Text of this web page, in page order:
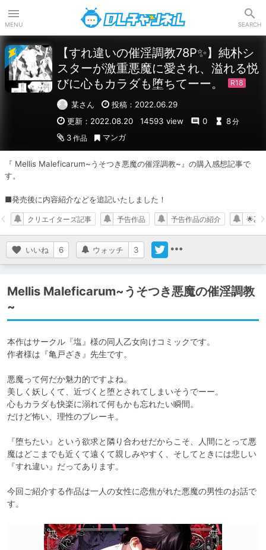
MENU SEARCH
【すれ違いの催淫調教78P✨】純朴シ
スターが激重悪魔に愛され、溢れる悦
びに心もカラダも堕ちてーー。
某さん
投稿：2022.06.29
更新：2022.08.20
14593 view 0 8分
3 作品 マンガ
『 Mellis Maleficarum~うそつき悪魔の催淫調教~』の購入感想記事で
す。
■発売後に内容紹介などを追記いたしました！
いいね 6 ウォッチ 3
クリエイターズ記事 予告作品 予告作品の紹介 🌟乙
Mellis Maleficarum~うそつき悪魔の催淫調教
~
本作はサークル『塩』様の同人乙女向けコミックです。
作者様は『亀戸ざき』先生です。
悪魔って何だか魅力的ですよね。
美しく妖しくて、近づくと堕とされてしまいそうでーー。
心もカラダも快楽に溺れて何もかも忘れたい瞬間。
だけど怖い、理性のブレーキ。
『堕ちたい』という欲求と隣り合わせだからこそ、人間にとって悪
魔はどこまでも近くて遠くて親しみやすく、そしてときには悲しい
『すれ違い』だってあります。
今回ご紹介する作品は一人の女性に恋焦がれた悪魔の男性のお話で
す。